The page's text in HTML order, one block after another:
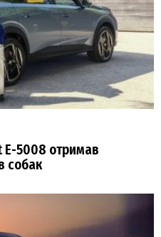
E-5008 отримав
собак